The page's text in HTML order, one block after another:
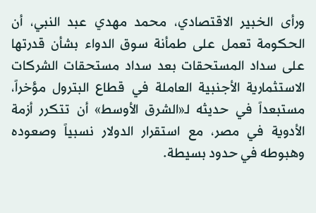
ورأى الخبير الاقتصادي، محمد مهدي عبد النبي، أن
الحكومة تعمل على طمأنة سوق الدواء بشأن قدرتها
على سداد المستحقات بعد سداد مستحقات الشركات
الاستثمارية الأجنبية العاملة في قطاع البترول مؤخراً،
مستبعداً في حديثه لـ«الشرق الأوسط» أن تتكرر أزمة
الأدوية في مصر، مع استقرار الدولار نسبياً وصعوده
وهبوطه في حدود بسيطة.